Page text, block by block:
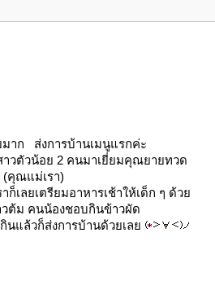
าก ส่งการบ้านเมนูแรกค่ะ
วตัวน้อย 2 คนมาเยี่ยมคุณยายทวด
(คุณแม่เรา)
เลยเตรียมอาหารเช้าให้เด็ก ๆ ด้ว
ต้ม คนน้องชอบกินข้าวผัด
กินแล้วก็ส่งการบ้านด้วยเล